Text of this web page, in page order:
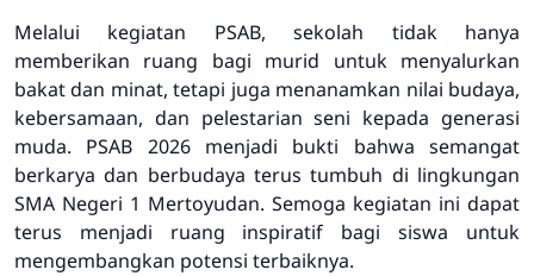
Melalui kegiatan PSAB, sekolah tidak hanya
memberikan ruang bagi murid untuk menyalurkan
bakat dan minat, tetapi juga menanamkan nilai budaya,
kebersamaan, dan pelestarian seni kepada generasi
muda. PSAB 2026 menjadi bukti bahwa semangat
berkarya dan berbudaya terus tumbuh di lingkungan
SMA Negeri 1 Mertoyudan. Semoga kegiatan ini dapat
terus menjadi ruang inspiratif bagi siswa untuk
mengembangkan potensi terbaiknya.